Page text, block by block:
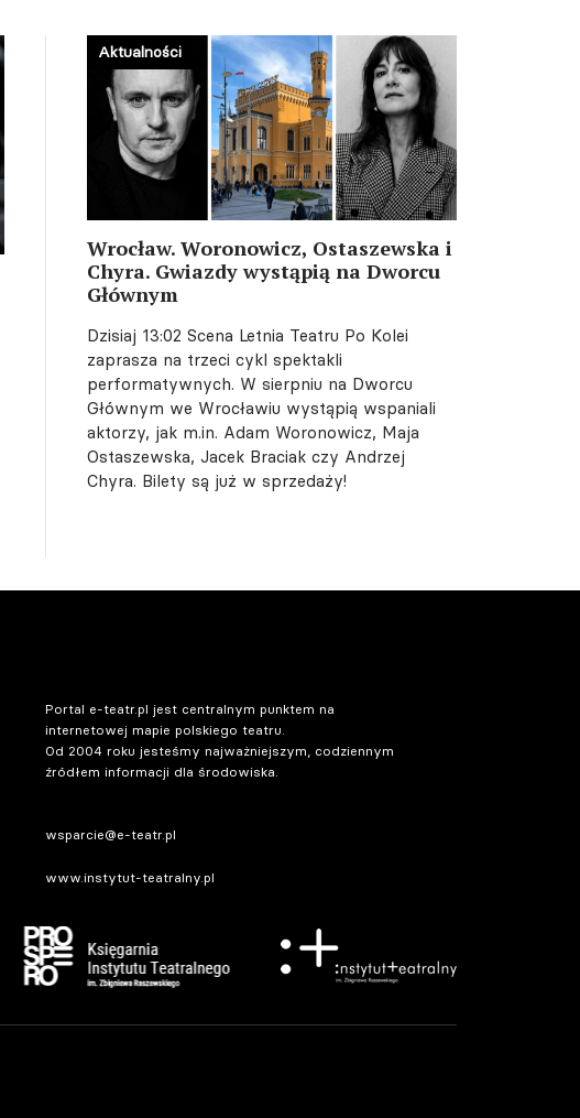
Wrocław. Woronowicz, Ostaszewska i
Chyra. Gwiazdy wystąpią na Dworcu
Głównym
Dzisiaj 13:02 Scena Letnia Teatru Po Kolei
zaprasza na trzeci cykl spektakli
performatywnych. W sierpniu na Dworcu
Głównym we Wrocławiu wystąpią wspaniali
aktorzy, jak m.in. Adam Woronowicz, Maja
Ostaszewska, Jacek Braciak czy Andrzej
Chyra. Bilety są już w sprzedaży!
Aktualności
Portal e-teatr.pl jest centralnym punktem na
internetowej mapie polskiego teatru.
Od 2004 roku jesteśmy najważniejszym, codziennym
źródłem informacji dla środowiska.
wsparcie@e-teatr.pl
www.instytut-teatralny.pl